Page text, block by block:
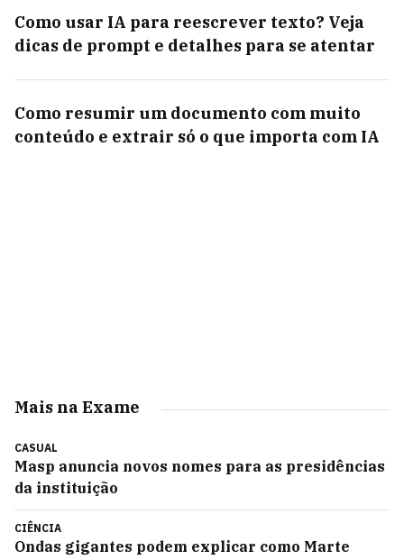
Como usar IA para reescrever texto? Veja
dicas de prompt e detalhes para se atentar
Como resumir um documento com muito
conteúdo e extrair só o que importa com IA
Mais na Exame
CASUAL
Masp anuncia novos nomes para as presidências
da instituição
CIÊNCIA
Ondas gigantes podem explicar como Marte